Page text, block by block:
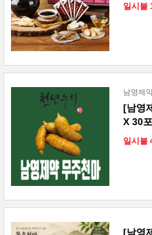
일시불
남영제
[남영
X 30
일시불
[남영